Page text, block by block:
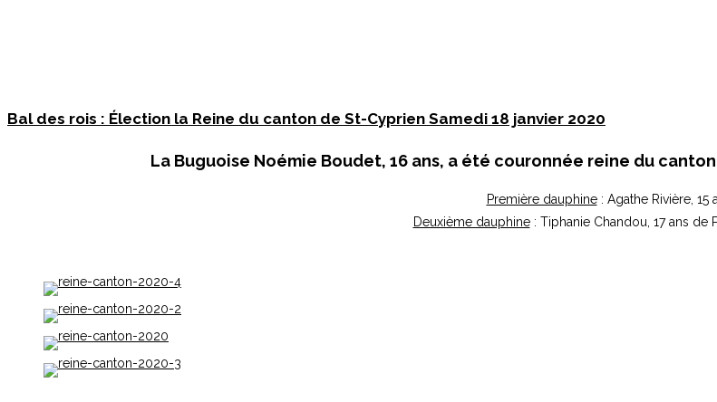
Bal des rois : Élection la Reine du canton de St-Cyprien Samedi 18 janvier 2020
La Buguoise Noémie Boudet, 16 ans, a été couronnée reine du
Première dauphine: Agathe Rivière, 15
Deuxième dauphine: Tiphanie Chandou, 17 ans de